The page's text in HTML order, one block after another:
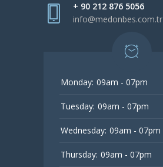
+ 90 212 876 5056
info@medonbes.com.tr
Monday: 09am - 07pm
Tuesday: 09am - 07pm
Wednesday: 09am - 07pm
Thursday: 09am - 07pm